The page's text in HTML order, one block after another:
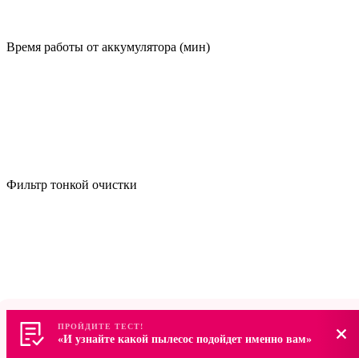
Время работы от аккумулятора (мин)
Фильтр тонкой очистки
Есть
Объем контейнера для пыли (л)
ПРОЙДИТЕ ТЕСТ!
«И узнайте какой пылесос подойдет именно вам»
ПРОЙДИТЕ ТЕСТ!
«И узнайте какой пылесос подойдет именно вам»